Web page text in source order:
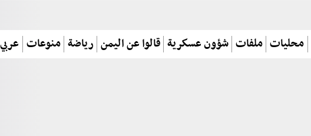
محليات ملفات شؤون عسكرية قالوا عن اليمن رياضة منوعات